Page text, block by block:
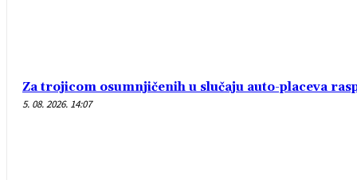
Za trojicom osumnjičenih u slučaju auto-placeva
5. 08. 2026. 14:07